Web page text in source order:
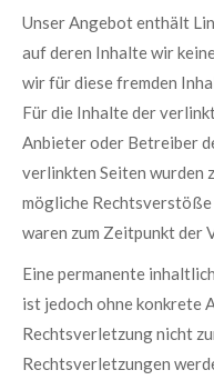
Unser Angebot enthält
auf deren Inhalte wir
wir für diese fremden
Für die Inhalte der
Anbieter oder Betreiber
verlinkten Seiten wurden
mögliche
waren zum Zeitpunkt der
Eine permanente
ist jedoch ohne konkrete
Rechtsverletzung nicht
Rechtsverletzungen